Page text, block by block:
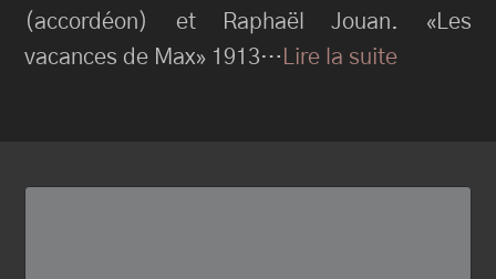
(accordéon) et Raphaël Jouan. «Les
vacances de Max» 1913… Lire la suite